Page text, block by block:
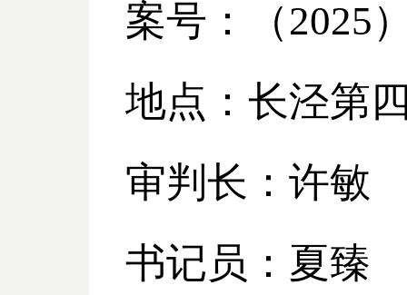
案号：（2025
地点：长泾第
审判长：许敏
书记员：夏臻